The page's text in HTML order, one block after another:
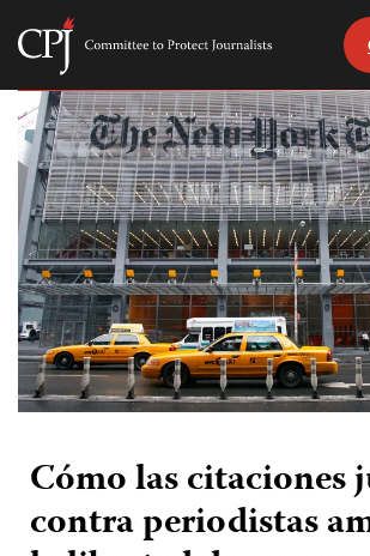
Skip
content
Committee
Protect
Journalists
Cómo las citaciones
contra periodistas